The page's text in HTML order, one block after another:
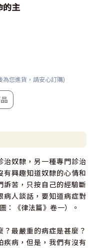
的主
您進貨，請安心訂購)
奴隸，另一種專門診治
興趣知道奴隸的心情和
苦，只按自己的經驗斷
人談話，要知道病症對
：《律法篇》卷一）。
最嚴重的病症是甚麼？
病，但是，我們有沒有